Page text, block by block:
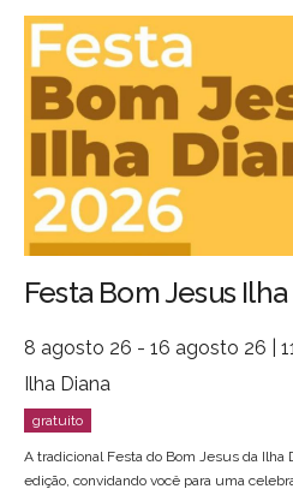
Festa Bom Jesus
8 agosto 26 - 16 agosto 26 |
Ilha Diana
A tradicional Festa do Bom Jesus da Ilha
edição, convidando você para uma